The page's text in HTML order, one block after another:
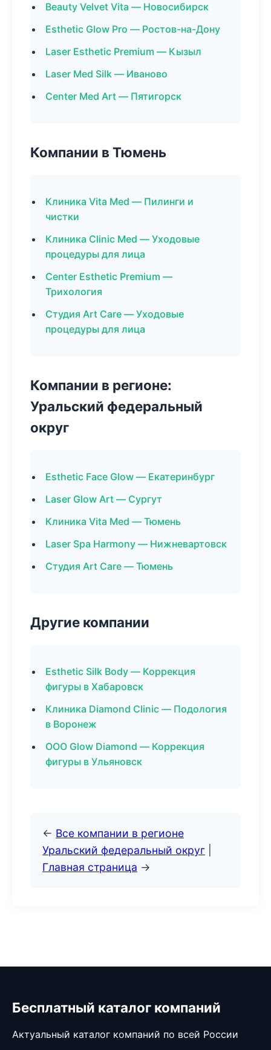
Beauty Velvet Vita — Новосибирск
Esthetic Glow Pro — Ростов-на-Дону
Laser Esthetic Premium — Кызыл
Laser Med Silk — Иваново
Center Med Art — Пятигорск
Компании в Тюмень
Клиника Vita Med — Пилинги и
чистки
Клиника Clinic Med — Уходовые
процедуры для лица
Center Esthetic Premium —
Трихология
Студия Art Care — Уходовые
процедуры для лица
Компании в регионе:
Уральский федеральный
округ
Esthetic Face Glow — Екатеринбург
Laser Glow Art — Сургут
Клиника Vita Med — Тюмень
Laser Spa Harmony — Нижневартовск
Студия Art Care — Тюмень
Другие компании
Esthetic Silk Body — Коррекция
фигуры в Хабаровск
Клиника Diamond Clinic — Подология
в Воронеж
ООО Glow Diamond — Коррекция
фигуры в Ульяновск
← Все компании в регионе
Уральский федеральный округ
Главная страница →
Бесплатный каталог компаний
Актуальный каталог компаний по всей России